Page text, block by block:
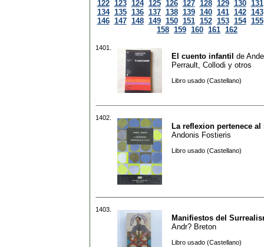
122 123 124 125 126 127 128 129 130 131
134 135 136 137 138 139 140 141 142 143
146 147 148 149 150 151 152 153 154 155
158 159 160 161 162
1401.
El cuento infantil de
Perrault, Collodi y otros
Libro usado (Castellano)
1402.
La reflexion pertenece al
Andonis Fostieris
Libro usado (Castellano)
1403.
Manifiestos del
Andr? Breton
Libro usado (Castellano)